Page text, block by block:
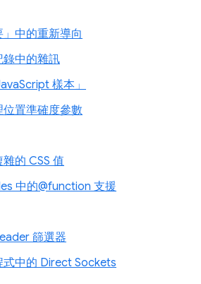
」中的重新導向
錄中的雜訊
樣本」
置準確度參數
的 CSS 值
中的@function 支援
篩選器
式中的 Direct Sockets